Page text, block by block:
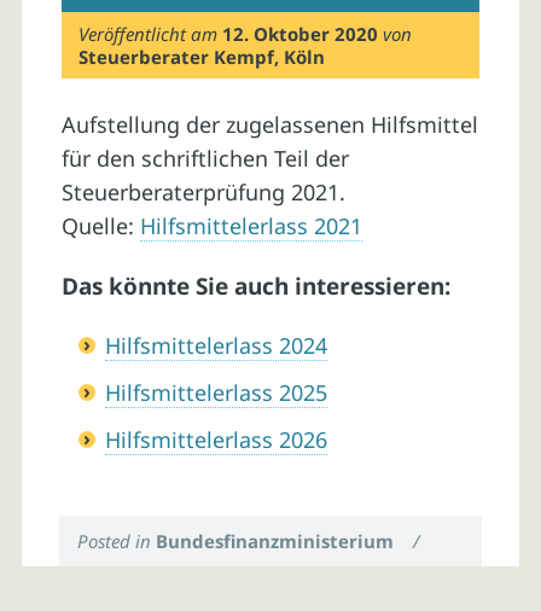
Veröffentlicht am 12. Oktober 2020 von
Steuerberater Kempf, Köln
Aufstellung der zugelassenen Hilfsmittel
für den schriftlichen Teil der
Steuerberaterprüfung 2021.
Quelle: Hilfsmittelerlass 2021
Das könnte Sie auch interessieren:
Hilfsmittelerlass 2024
Hilfsmittelerlass 2025
Hilfsmittelerlass 2026
Posted in Bundesfinanzministerium /